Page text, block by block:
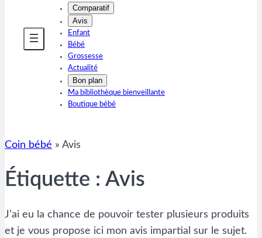
Comparatif
Avis
Enfant
Bébé
Grossesse
Actualité
Bon plan
Ma bibliothèque bienveillante
Boutique bébé
Coin bébé » Avis
Étiquette : Avis
J’ai eu la chance de pouvoir tester plusieurs produits
et je vous propose ici mon avis impartial sur le sujet.